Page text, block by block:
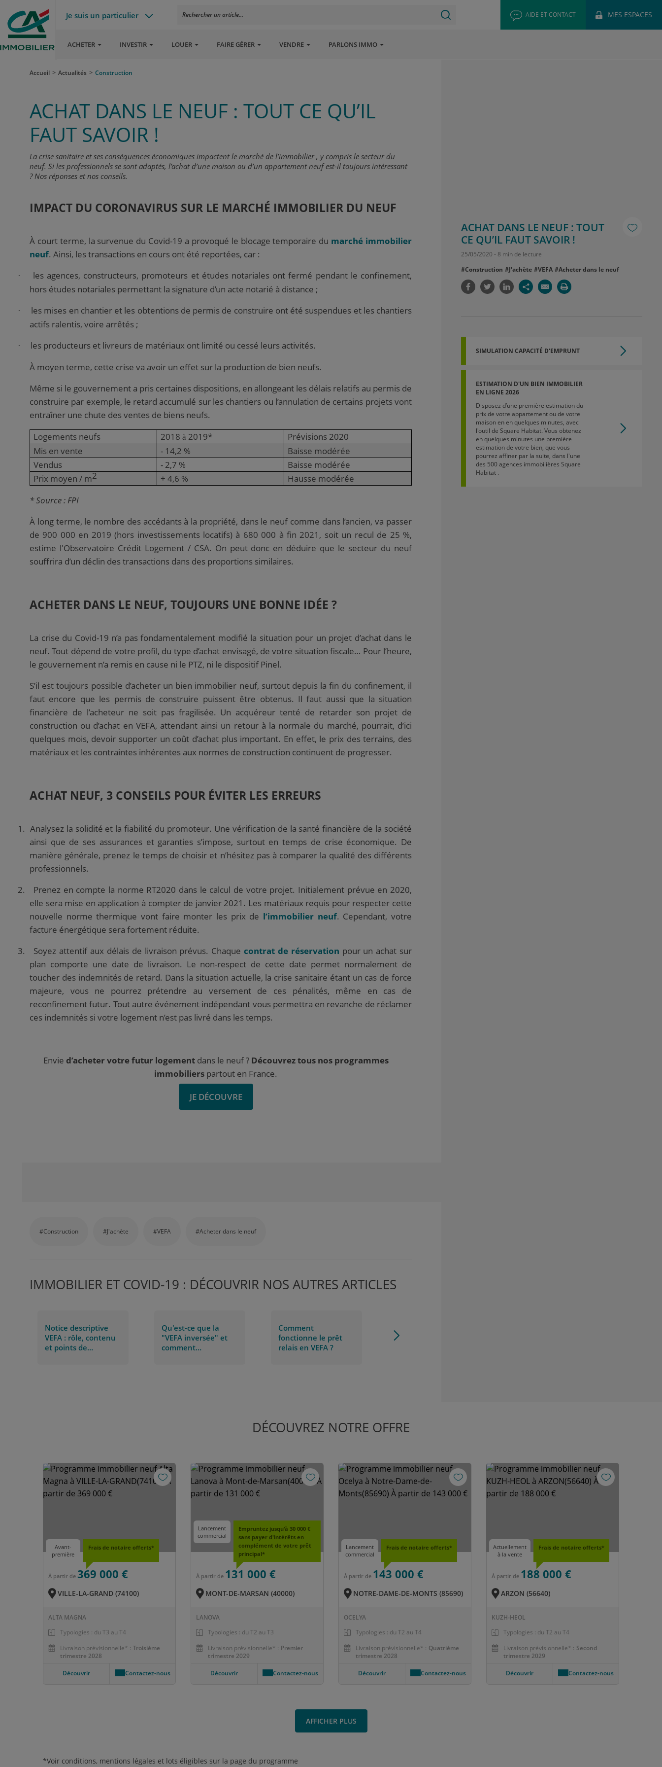
Je suis un particulier Rechercher un article... AIDE ET CONTACT MES ESPACES
ACHETER INVESTIR LOUER FAIRE GÉRER VENDRE PARLONS IMMO
Accueil Actualités Construction
ACHAT DANS LE NEUF : TOUT CE QU’IL
FAUT SAVOIR !
La crise sanitaire et ses conséquences économiques impactent le marché de l’immobilier , y compris le secteur du
neuf. Si les professionnels se sont adaptés, l’achat d’une maison ou d’un appartement neuf est-il toujours intéressant
? Nos réponses et nos conseils.
IMPACT DU CORONAVIRUS SUR LE MARCHÉ IMMOBILIER DU NEUF
À court terme, la survenue du Covid-19 a provoqué le blocage temporaire du marché immobilier
neuf. Ainsi, les transactions en cours ont été reportées, car :
·
les agences, constructeurs, promoteurs et études notariales ont fermé pendant le confinement,
hors études notariales permettant la signature d’un acte notarié à distance ;
·
les mises en chantier et les obtentions de permis de construire ont été suspendues et les chantiers
actifs ralentis, voire arrêtés ;
·
les producteurs et livreurs de matériaux ont limité ou cessé leurs activités.
À moyen terme, cette crise va avoir un effet sur la production de bien neufs.
Même si le gouvernement a pris certaines dispositions, en allongeant les délais relatifs au permis de
construire par exemple, le retard accumulé sur les chantiers ou l’annulation de certains projets vont
entraîner une chute des ventes de biens neufs.
Logements neufs
2018 à 2019*
Prévisions 2020
Mis en vente
- 14,2 %
Baisse modérée
Vendus
- 2,7 %
Baisse modérée
Prix moyen / m2 + 4,6 %
Hausse modérée
* Source : FPI
À long terme, le nombre des accédants à la propriété, dans le neuf comme dans l’ancien, va passer
de 900 000 en 2019 (hors investissements locatifs) à 680 000 à fin 2021, soit un recul de 25 %,
estime l'Observatoire Crédit Logement / CSA. On peut donc en déduire que le secteur du neuf
souffrira d’un déclin des transactions dans des proportions similaires.
ACHETER DANS LE NEUF, TOUJOURS UNE BONNE IDÉE ?
La crise du Covid-19 n’a pas fondamentalement modifié la situation pour un projet d’achat dans le
neuf. Tout dépend de votre profil, du type d’achat envisagé, de votre situation fiscale… Pour l’heure,
le gouvernement n’a remis en cause ni le PTZ, ni le dispositif Pinel.
S’il est toujours possible d’acheter un bien immobilier neuf, surtout depuis la fin du confinement, il
faut encore que les permis de construire puissent être obtenus. Il faut aussi que la situation
financière de l’acheteur ne soit pas fragilisée. Un acquéreur tenté de retarder son projet de
construction ou d’achat en VEFA, attendant ainsi un retour à la normale du marché, pourrait, d’ici
quelques mois, devoir supporter un coût d’achat plus important. En effet, le prix des terrains, des
matériaux et les contraintes inhérentes aux normes de construction continuent de progresser.
ACHAT NEUF, 3 CONSEILS POUR ÉVITER LES ERREURS
1. Analysez la solidité et la fiabilité du promoteur. Une vérification de la santé financière de la société
ainsi que de ses assurances et garanties s’impose, surtout en temps de crise économique. De
manière générale, prenez le temps de choisir et n’hésitez pas à comparer la qualité des différents
professionnels.
2.
Prenez en compte la norme RT2020 dans le calcul de votre projet. Initialement prévue en 2020,
elle sera mise en application à compter de janvier 2021. Les matériaux requis pour respecter cette
nouvelle norme thermique vont faire monter les prix de l’immobilier neuf. Cependant, votre
facture énergétique sera fortement réduite.
3.
Soyez attentif aux délais de livraison prévus. Chaquecontrat de réservation pour un achat sur
plan comporte une date de livraison. Le non-respect de cette date permet normalement de
toucher des indemnités de retard. Dans la situation actuelle, la crise sanitaire étant un cas de force
majeure, vous ne pourrez prétendre au versement de ces pénalités, même en cas de
reconfinement futur. Tout autre événement indépendant vous permettra en revanche de réclamer
ces indemnités si votre logement n’est pas livré dans les temps.
Envie d’acheter votre futur logementdans le neuf ? Découvrez tous nos programmes
immobiliers partout en France.
JE DÉCOUVRE
#Construction #J'achète #VEFA #Acheter dans le neuf
IMMOBILIER ET COVID-19 : DÉCOUVRIR NOS AUTRES ARTICLES
Notice descriptive
VEFA : rôle, contenu
et points de
Qu'est-ce que la
"VEFA inversée" et
comment
Comment
fonctionne le prêt
relais en VEFA ?
ACHAT DANS LE NEUF : TOUT
CE QU’IL FAUT SAVOIR !
25/05/2020 - 8 min de lecture
#Construction #J'achète #VEFA #Acheter dans le neuf
SIMULATION CAPACITÉ D'EMPRUNT
ESTIMATION D'UN BIEN IMMOBILIER
EN LIGNE 2026
Disposez d’une première estimation du
prix de votre appartement ou de votre
maison en en quelques minutes, avec
l'outil de Square Habitat. Vous obtenez
en quelques minutes une première
estimation de votre bien, que vous
pourrez affiner par la suite, dans l'une
des 500 agences immobilières Square
Habitat .
DÉCOUVREZ NOTRE OFFRE
Avant-
première
Frais de notaire offerts*
À partir de 369 000 €
VILLE-LA-GRAND (74100)
ALTA MAGNA
Typologies : du T3 au T4
Livraison prévisionnelle* : Troisième
trimestre 2028
Découvrir Contactez-nous
Lancement
commercial
Empruntez jusqu'à 30 000 €
sans payer d'intérêts en
complément de votre prêt
principal*
À partir de 131 000 €
MONT-DE-MARSAN (40000)
LANOVA
Typologies : du T2 au T3
Livraison prévisionnelle* : Premier
trimestre 2029
Découvrir Contactez-nous
Lancement
commercial
Frais de notaire offerts*
À partir de 143 000 €
NOTRE-DAME-DE-MONTS (85690)
OCELYA
Typologies : du T2 au T4
Livraison prévisionnelle* : Quatrième
trimestre 2028
Découvrir Contactez-nous
Actuellement
à la vente
Frais de notaire offerts*
À partir de 188 000 €
ARZON (56640)
KUZH-HEOL
Typologies : du T2 au T4
Livraison prévisionnelle* : Second
trimestre 2029
Découvrir Contactez-nous
AFFICHER PLUS
*Voir conditions, mentions légales et lots éligibles sur la page du programme